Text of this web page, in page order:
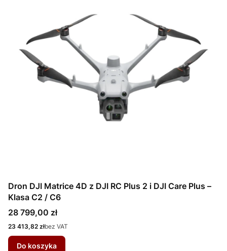
Dron DJI Matrice 4D z DJI RC Plus 2 i DJI Care Plus –
Klasa C2 / C6
Cena
28 799,00 zł
Cena
23 413,82 złbez VAT
Do koszyka